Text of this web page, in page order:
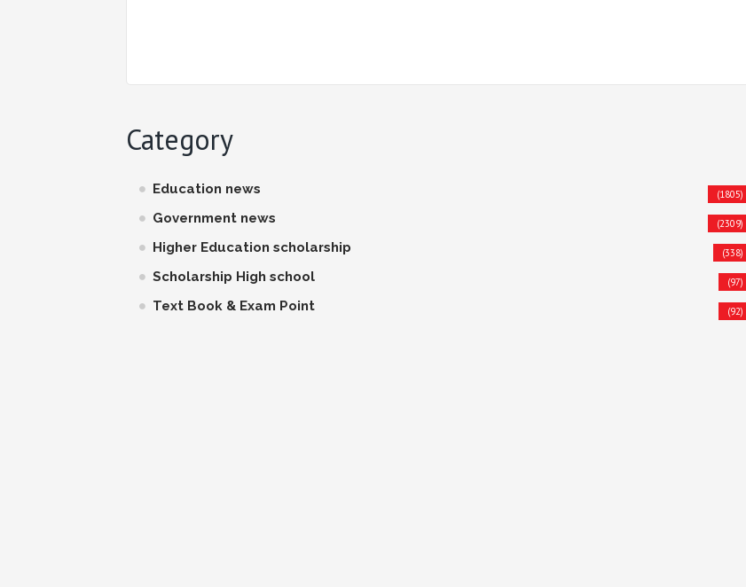
Category
Education news (1805)
Government news (2309)
Higher Education scholarship (338)
Scholarship High school (97)
Text Book & Exam Point (92)